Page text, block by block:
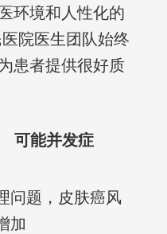
环境和人性化的
院医生团队始终
患者提供很好质
可能并发症
问题，皮肤癌风
加